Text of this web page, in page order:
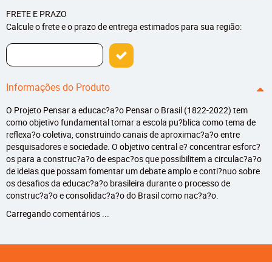
FRETE E PRAZO
Calcule o frete e o prazo de entrega estimados para sua região:
Informações do Produto
O Projeto Pensar a educac?a?o Pensar o Brasil (1822-2022) tem
como objetivo fundamental tomar a escola pu?blica como tema de
reflexa?o coletiva, construindo canais de aproximac?a?o entre
pesquisadores e sociedade. O objetivo central e? concentrar esforc?
os para a construc?a?o de espac?os que possibilitem a circulac?a?o
de ideias que possam fomentar um debate amplo e conti?nuo sobre
os desafios da educac?a?o brasileira durante o processo de
construc?a?o e consolidac?a?o do Brasil como nac?a?o.
Carregando comentários ...